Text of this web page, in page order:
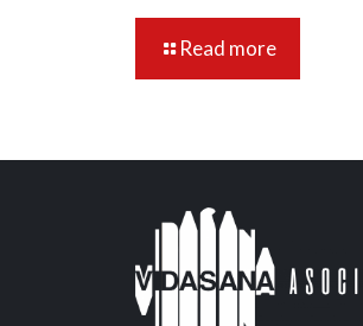
Read more